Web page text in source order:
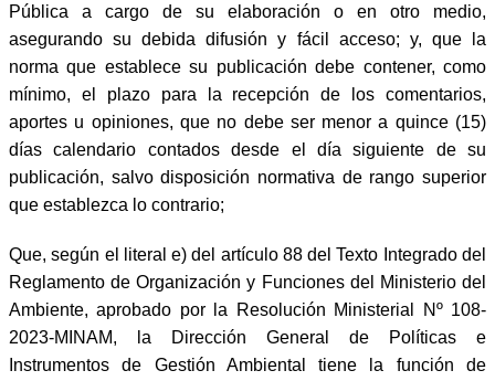
Pública a cargo de su elaboración o en otro medio,
asegurando su debida difusión y fácil acceso; y, que la
norma que establece su publicación debe contener, como
mínimo, el plazo para la recepción de los comentarios,
aportes u opiniones, que no debe ser menor a quince (15)
días calendario contados desde el día siguiente de su
publicación, salvo disposición normativa de rango superior
que establezca lo contrario;
Que, según el literal e) del artículo 88 del Texto Integrado del
Reglamento de Organización y Funciones del Ministerio del
Ambiente, aprobado por la Resolución Ministerial Nº 108-
2023-MINAM, la Dirección General de Políticas e
Instrumentos de Gestión Ambiental tiene la función de